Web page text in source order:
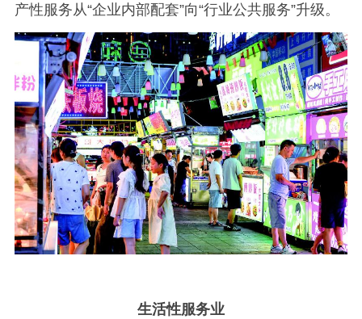
产性服务从“企业内部配套”向“行业公共服务”升级。
生活性服务业